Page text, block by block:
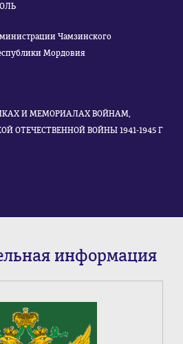
Чамзинского
Мордовия
И МЕМОРИАЛАХ ВОЙНАМ,
ОТЕЧЕСТВЕННОЙ ВОЙНЫ 1941-1945 Г
информация